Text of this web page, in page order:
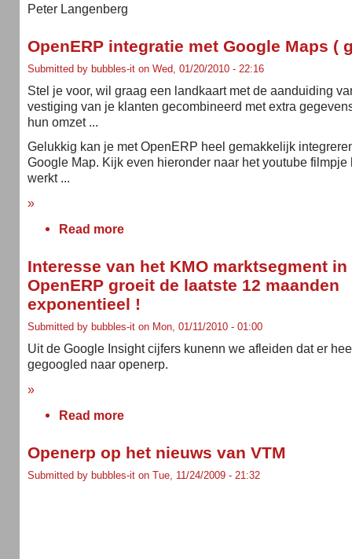
Peter Langenberg
OpenERP integratie met Google Maps (
Submitted by bubbles-it on Wed, 01/20/2010 - 22:16
Stel je voor, wil graag een landkaart met de aanduiding
vestiging van je klanten gecombineerd met extra
hun omzet ...
Gelukkig kan je met OpenERP heel gemakkelijk
Google Map. Kijk even hieronder naar het youtube filmpje
werkt ...
»
Read more
Interesse van het KMO marktsegment in
OpenERP groeit de laatste 12 maanden
exponentieel !
Submitted by bubbles-it on Mon, 01/11/2010 - 01:00
Uit de Google Insight cijfers kunenn we afleiden dat er
gegoogled naar openerp.
»
Read more
Openerp op het nieuws van VTM
Submitted by bubbles-it on Tue, 11/24/2009 - 21:32